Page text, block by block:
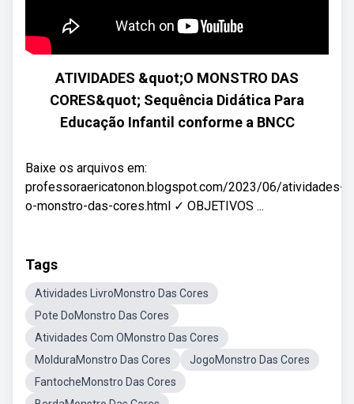
ATIVIDADES &quot;O MONSTRO DAS
CORES&quot; Sequência Didática Para
Educação Infantil conforme a BNCC
Baixe os arquivos em:
professoraericatonon.blogspot.com/2023/06/atividades-
o-monstro-das-cores.html ✓ OBJETIVOS ...
Tags
Atividades LivroMonstro Das Cores
Pote DoMonstro Das Cores
Atividades Com OMonstro Das Cores
MolduraMonstro Das Cores
JogoMonstro Das Cores
FantocheMonstro Das Cores